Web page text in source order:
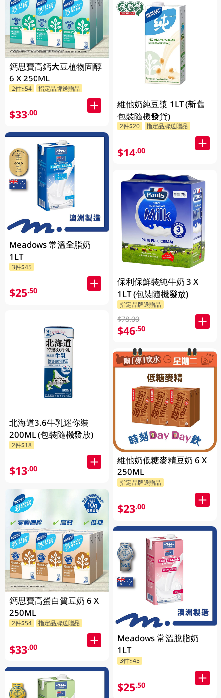
鈣思寶高鈣大豆植物固醇
6 X 250ML
2件$54 指定品牌送贈品
$33.00
Meadows 常溫全脂奶
1LT
3件$45
$25.50
北海道3.6牛乳迷你裝
200ML (包裝隨機發放)
2件$18
$13.00
鈣思寶高蛋白質豆奶 6 X
250ML
2件$54 指定品牌送贈品
$33.00
維他奶純豆漿 1LT (新舊
包裝隨機發貨)
2件$20 指定品牌送贈品
$14.00
保利保鮮裝純牛奶 3 X
1LT (包裝隨機發放)
指定品牌送贈品
$78.00
$46.50
維他奶低糖麥精豆奶 6 X
250ML
指定品牌送贈品
$23.00
Meadows 常溫脫脂奶
1LT
3件$45
$25.50